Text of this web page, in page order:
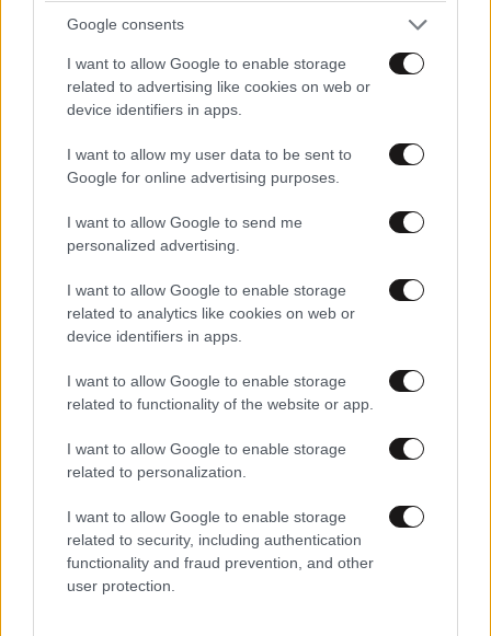
Google consents
I want to allow Google to enable storage
related to advertising like cookies on web or
device identifiers in apps.
I want to allow my user data to be sent to
Google for online advertising purposes.
I want to allow Google to send me
personalized advertising.
I want to allow Google to enable storage
related to analytics like cookies on web or
device identifiers in apps.
I want to allow Google to enable storage
related to functionality of the website or app.
I want to allow Google to enable storage
related to personalization.
I want to allow Google to enable storage
related to security, including authentication
functionality and fraud prevention, and other
user protection.